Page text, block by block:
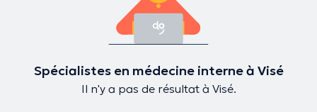
Spécialistes en médecine interne à Visé
Il n'y a pas de résultat à Visé.